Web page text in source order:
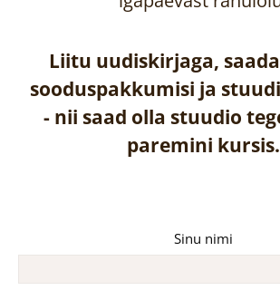
Liitu uudiskirjaga,
sooduspakkumisi ja
- nii saad olla stuudio
paremini kursis.
Sinu nimi